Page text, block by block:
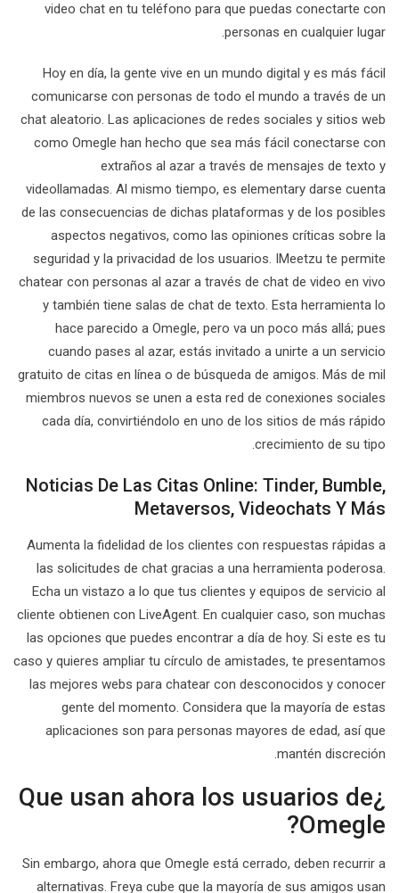
video chat en tu teléfono para que puedas conectarte con
personas en cualquier lugar.
Hoy en día, la gente vive en un mundo digital y es más fácil
comunicarse con personas de todo el mundo a través de un
chat aleatorio. Las aplicaciones de redes sociales y sitios web
como Omegle han hecho que sea más fácil conectarse con
extraños al azar a través de mensajes de texto y
videollamadas. Al mismo tiempo, es elementary darse cuenta
de las consecuencias de dichas plataformas y de los posibles
aspectos negativos, como las opiniones críticas sobre la
seguridad y la privacidad de los usuarios. IMeetzu te permite
chatear con personas al azar a través de chat de video en vivo
y también tiene salas de chat de texto. Esta herramienta lo
hace parecido a Omegle, pero va un poco más allá; pues
cuando pases al azar, estás invitado a unirte a un servicio
gratuito de citas en línea o de búsqueda de amigos. Más de mil
miembros nuevos se unen a esta red de conexiones sociales
cada día, convirtiéndolo en uno de los sitios de más rápido
crecimiento de su tipo.
Noticias De Las Citas Online: Tinder, Bumble,
Metaversos, Videochats Y Más
Aumenta la fidelidad de los clientes con respuestas rápidas a
las solicitudes de chat gracias a una herramienta poderosa.
Echa un vistazo a lo que tus clientes y equipos de servicio al
cliente obtienen con LiveAgent. En cualquier caso, son muchas
las opciones que puedes encontrar a día de hoy. Si este es tu
caso y quieres ampliar tu círculo de amistades, te presentamos
las mejores webs para chatear con desconocidos y conocer
gente del momento. Considera que la mayoría de estas
aplicaciones son para personas mayores de edad, así que
mantén discreción.
¿Que usan ahora los usuarios de
Omegle?
Sin embargo, ahora que Omegle está cerrado, deben recurrir a
alternativas. Freya cube que la mayoría de sus amigos usan